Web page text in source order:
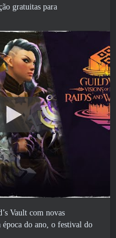
gratuitas para
Vault com novas
época do ano, o festival do